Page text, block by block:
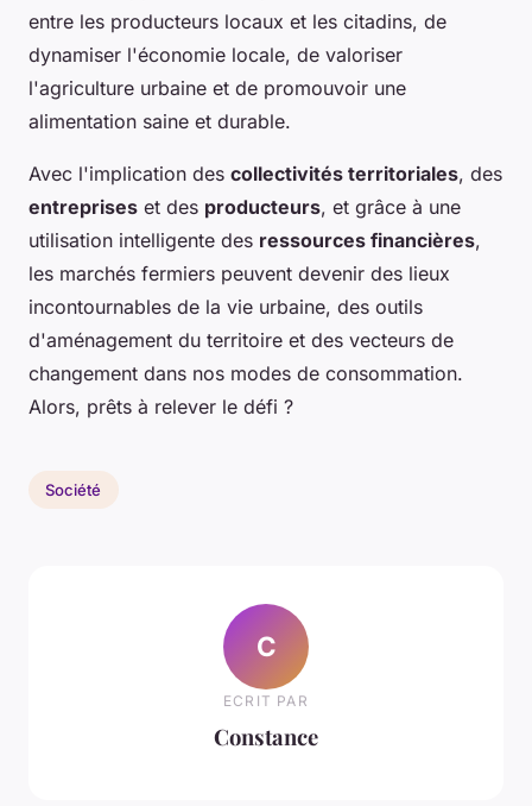
entre les producteurs locaux et les citadins, de
dynamiser l'économie locale, de valoriser
l'agriculture urbaine et de promouvoir une
alimentation saine et durable.
Avec l'implication des collectivités territoriales, des
entreprises et des producteurs, et grâce à une
utilisation intelligente des ressources financières,
les marchés fermiers peuvent devenir des lieux
incontournables de la vie urbaine, des outils
d'aménagement du territoire et des vecteurs de
changement dans nos modes de consommation.
Alors, prêts à relever le défi ?
Société
C
ECRIT PAR
Constance